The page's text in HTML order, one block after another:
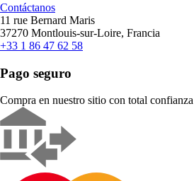
Contáctanos
11 rue Bernard Maris
37270 Montlouis-sur-Loire, Francia
+33 1 86 47 62 58
Pago seguro
Compra en nuestro sitio con total confianza